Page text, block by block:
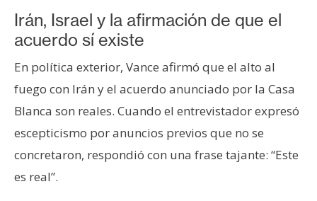
Irán, Israel y la afirmación de que el
acuerdo sí existe
En política exterior, Vance afirmó que el alto al
fuego con Irán y el acuerdo anunciado por la Casa
Blanca son reales. Cuando el entrevistador expresó
escepticismo por anuncios previos que no se
concretaron, respondió con una frase tajante: “Este
es real”.